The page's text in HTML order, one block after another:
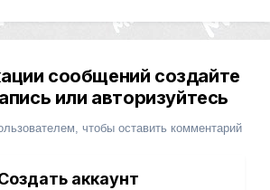
сообщений создайте
или авторизуйтесь
чтобы оставить комментарий
аккаунт